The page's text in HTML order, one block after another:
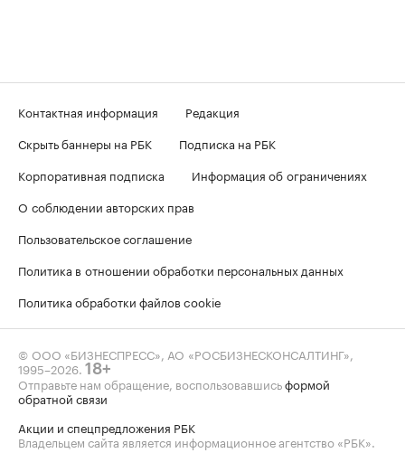
Контактная информация
Редакция
Скрыть баннеры на РБК
Подписка на РБК
Корпоративная подписка
Информация об ограничениях
О соблюдении авторских прав
Пользовательское соглашение
Политика в отношении обработки персональных данных
Политика обработки файлов cookie
© ООО «БИЗНЕСПРЕСС», АО «РОСБИЗНЕСКОНСАЛТИНГ»,
1995–2026 18+
Отправьте нам обращение, воспользовавшисьформой
обратной связи
Акции и спецпредложения РБК
Владельцем сайта является информационное агентство «РБК».